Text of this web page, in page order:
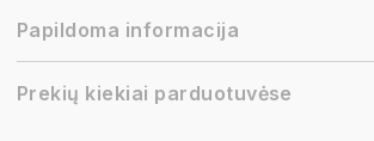
Papildoma informacija
Prekių kiekiai parduotuvėse